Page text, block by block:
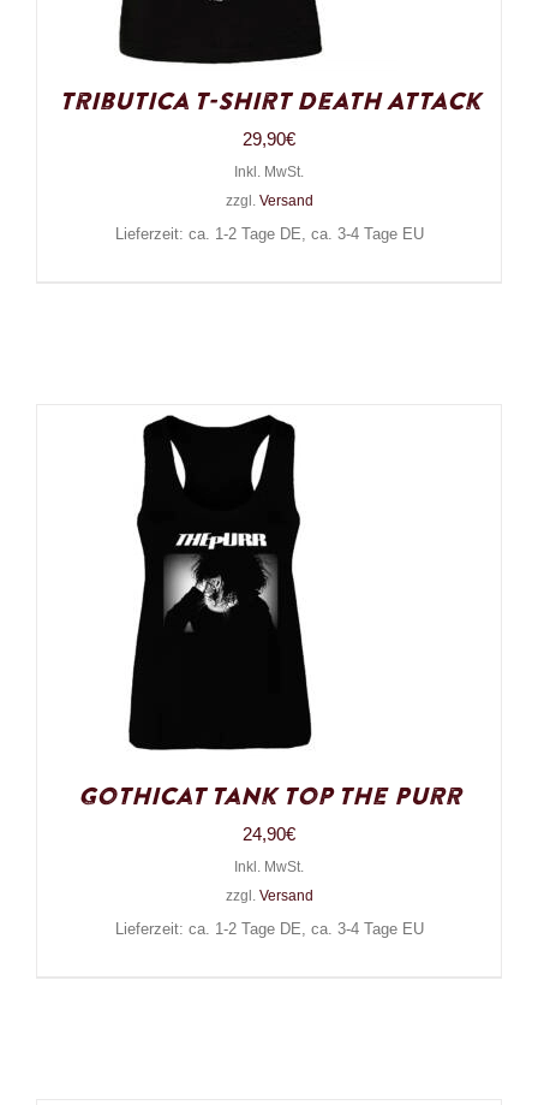
Tributica T-Shirt Death Attack
29,90€
Inkl. MwSt.
zzgl. Versand
Lieferzeit: ca. 1-2 Tage DE, ca. 3-4 Tage EU
Gothicat Tank Top The Purr
24,90€
Inkl. MwSt.
zzgl. Versand
Lieferzeit: ca. 1-2 Tage DE, ca. 3-4 Tage EU